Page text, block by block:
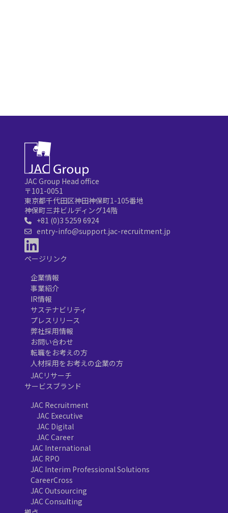
JAC Group Head office
〒101-0051
東京都千代田区神田神保町1-105番地
神保町三井ビルディング14階
+81 (0)3 5259 6924
entry-info@support.jac-recruitment.jp
ページリンク
企業情報
事業紹介
IR情報
サステナビリティ
プレスリリース
弊社採用情報
お問い合わせ
転職をお考えの方
人材採用をお考えの企業の方
JACリサーチ
サービスブランド
JAC Recruitment
JAC Executive
JAC Digital
JAC Career
JAC International
JAC RPO
JAC Interim Professional Solutions
CareerCross
JAC Outsourcing
JAC Consulting